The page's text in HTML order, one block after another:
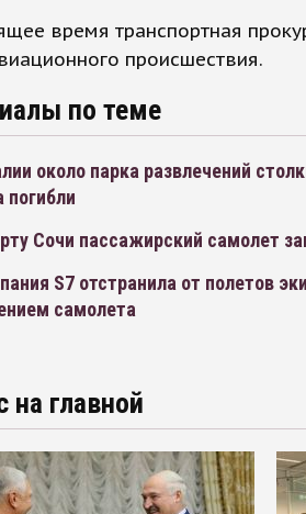
время транспортная
происшествия.
по теме
около парка развлечений
погибли
Сочи пассажирский самолет
S7 отстранила от полетов
самолета
на главной